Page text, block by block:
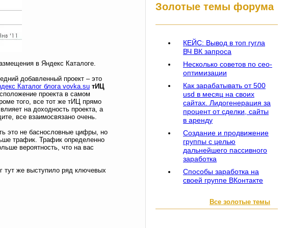
в Яндекс Каталоге.
добавленный проект – это
Каталог блога vovka.su тИЦ
проекта в самом
того, все тот же тИЦ прямо
на доходность проекта, а
все взаимосвязано очень.
это не баснословные цифры, но
трафик. Трафик определенно
вероятность, что на вас
тут же выступило ряд ключевых
Золотые темы форума
КЕЙС: Вывод в топ гугла
ВЧ ВК запроса
Несколько советов по сео-
оптимизации
Как зарабатывать от 500
usd в месяц на своих
сайтах. Лидогенерация за
процент от сделки, сайты
в аренду
Создание и продвижение
группы с целью
дальнейшего пассивного
заработка
Способы заработка на
своей группе ВКонтакте
Все золотые темы